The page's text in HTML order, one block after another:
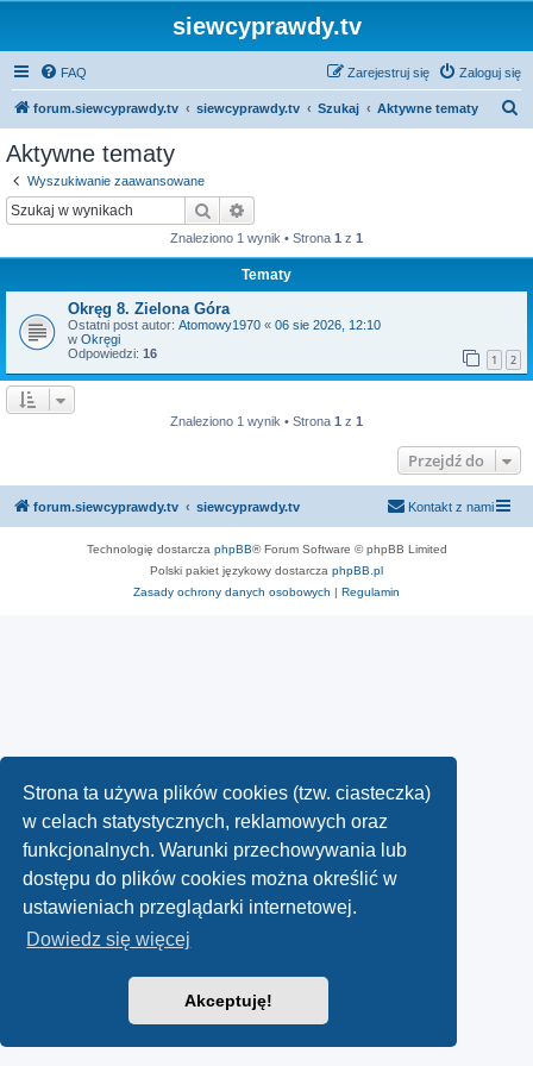
Strona ta używa plików cookies (tzw. ciasteczka)
w celach statystycznych, reklamowych oraz
funkcjonalnych. Warunki przechowywania lub
dostępu do plików cookies można określić w
ustawieniach przeglądarki internetowej.
Dowiedz się więcej
Akceptuję!
siewcyprawdy.tv
FAQ Zaloguj się
Zarejestruj się
forum.siewcyprawdy.tv siewcyprawdy.tv Szukaj Aktywne tematy
Aktywne tematy
Wyszukiwanie zaawansowane
Szukaj
Znaleziono 1 wynik • Strona 1 z 1
Tematy
Okręg 8. Zielona Góra
Ostatni post autor: Atomowy1970 « 06 sie 2026, 12:10
w Okręgi
Odpowiedzi: 16 1 2
Znaleziono 1 wynik • Strona 1 z 1
Przejdź do
forum.siewcyprawdy.tv siewcyprawdy.tv Kontakt z nami
Technologię dostarcza phpBB® Forum Software © phpBB Limited
Polski pakiet językowy dostarcza phpBB.pl
Zasady ochrony danych osobowych | Regulamin